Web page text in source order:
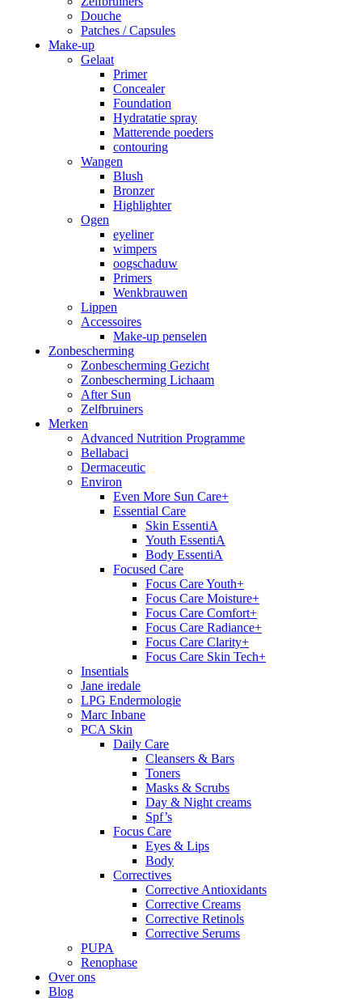
Douche
Patches / Capsules
Make-up
Gelaat
Primer
Concealer
Foundation
Hydratatie spray
Matterende poeders
contouring
Wangen
Blush
Bronzer
Highlighter
Ogen
eyeliner
wimpers
oogschaduw
Primers
Wenkbrauwen
Lippen
Accessoires
Make-up penselen
Zonbescherming
Zonbescherming Gezicht
Zonbescherming Lichaam
After Sun
Zelfbruiners
Merken
Advanced Nutrition Programme
Bellabaci
Dermaceutic
Environ
Even More Sun Care+
Essential Care
Skin EssentiA
Youth EssentiA
Body EssentiA
Focused Care
Focus Care Youth+
Focus Care Moisture+
Focus Care Comfort+
Focus Care Radiance+
Focus Care Clarity+
Focus Care Skin Tech+
Insentials
Jane iredale
LPG Endermologie
Marc Inbane
PCA Skin
Daily Care
Cleansers & Bars
Toners
Masks & Scrubs
Day & Night creams
Spf’s
Focus Care
Eyes & Lips
Body
Correctives
Corrective Antioxidants
Corrective Creams
Corrective Retinols
Corrective Serums
PUPA
Renophase
Over ons
Blog